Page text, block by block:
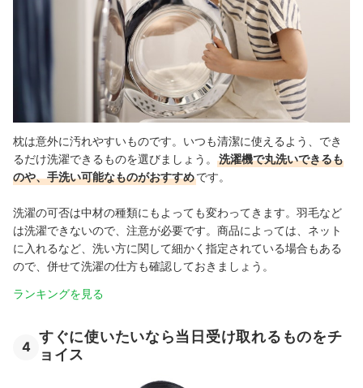
枕は意外に汚れやすいものです。いつも清潔に使えるよう、でき
るだけ洗濯できるものを選びましょう。
洗濯機で丸洗いできるも
のや、手洗い可能なものがおすすめです。
洗濯の可否は中材の種類にもよっても変わってきます。羽毛など
は洗濯できないので、注意が必要です。商品によっては、ネット
に入れるなど、洗い方に関して細かく指定されている場合もある
ので、併せて洗濯の仕方も確認しておきましょう。
ランキングを見る
4
すぐに使いたいなら当日受け取れるものをチ
ョイス